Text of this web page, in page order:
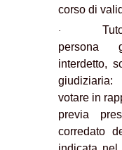
corso di
·
persona
interdetto,
giudiziaria:
votare in
previa
corredato